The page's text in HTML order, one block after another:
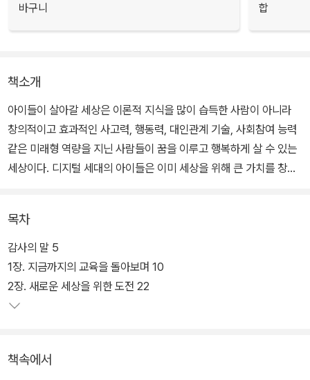
바구니
합
책소개
아이들이 살아갈 세상은 이론적 지식을 많이 습득한 사람이 아니라
창의적이고 효과적인 사고력, 행동력, 대인관계 기술, 사회참여 능력
같은 미래형 역량을 지닌 사람들이 꿈을 이루고 행복하게 살 수 있는
세상이다. 디지털 세대의 아이들은 이미 세상을 위해 큰 가치를 창출
교육은 이런 힘을 최대한 끌어올리고 강화하여 아이들을 지금보다 더
나은 세상을 만드는 일에 참여하게 하고 그 과정을 통해 개인을 성장
시키는 것으로 바뀌어야 한다. 새로운 목표, 새로운 수단, 새로운 교육
과정, 새로운 교수법, 새로운 기술 사용으로 궁극적으로 세상을 더 나
은 곳으로 바꿀 수 있도록 아이들의 역량을 계발하는 데 초점을 둔 미
목차
감사의 말 5
1장. 지금까지의 교육을 돌아보며 10
2장. 새로운 세상을 위한 도전 22
책속에서